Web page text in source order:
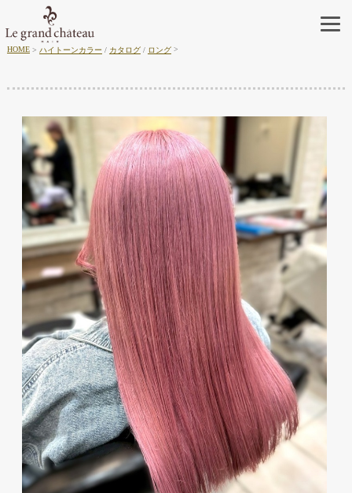
HOME ハイトーンカラー / カタログ/ ロング